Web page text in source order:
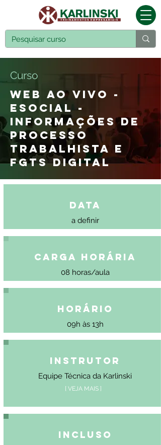
Curso
WEB AO VIVO -
ESOCIAL -
INFORMAÇÕES DE
PROCESSO
TRABALHISTA E
FGTS DIGITAL
Data
a definir
Carga Horária
08 horas/aula
Horário
09h às 13h
Instrutor
Equipe Técnica da Karlinski
[ VEJA MAIS ]
Incluso